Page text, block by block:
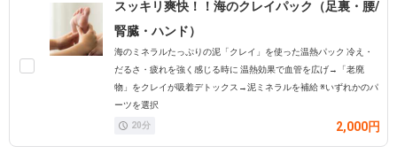
スッキリ爽快！！海のクレイパック（足裏・腰/
腎臓・ハンド）
海のミネラルたっぷりの泥「クレイ」を使った温熱パック 冷え・
だるさ・疲れを強く感じる時に 温熱効果で血管を広げ→「老廃
物」をクレイが吸着デトックス→泥ミネラルを補給 ※いずれかのパ
ーツを選択
20分 2,000円